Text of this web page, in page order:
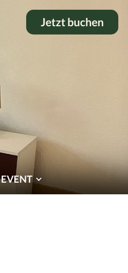
EVENT
Jetzt buchen